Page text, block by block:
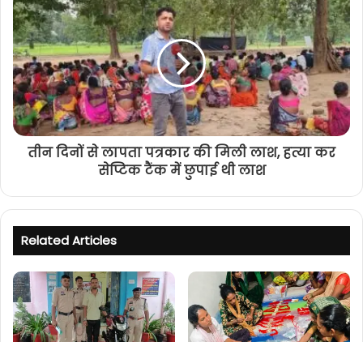
तीन दिनों से लापता पत्रकार की मिली लाश, हत्या कर
सेप्टिक टैंक में छुपाई थी लाश
Related Articles